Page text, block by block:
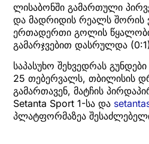
ლისაბონში გამართული
და მადრიდის რეალს შორის
ერთადერთი გოლის
გამარჯვებით დასრულდა
საპასუხო შეხვედრას
25 თებერვალს, თბილისის
გამართავენ, მატჩის
Setanta Sport 1-სა და
პლატფორმაზეა